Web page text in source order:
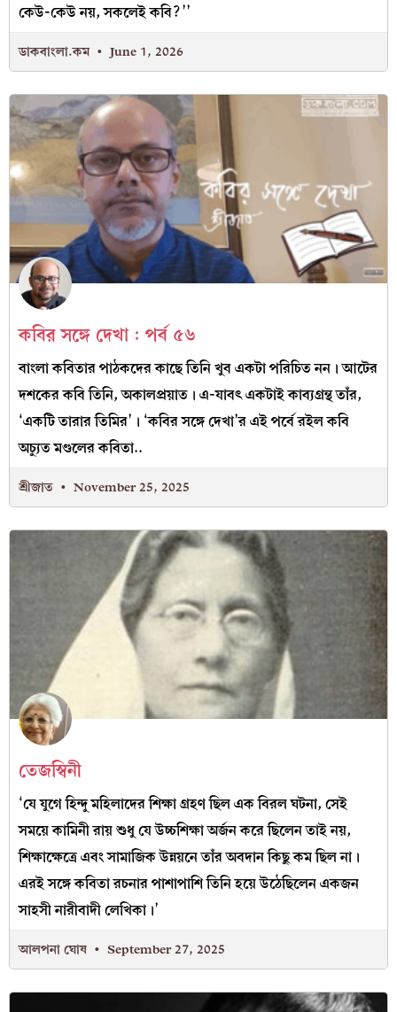
কেউ-কেউ নয়, সকলেই কবি?’’
ডাকবাংলা.কম June 1, 2026
কবির সঙ্গে দেখা : পর্ব ৫৬
বাংলা কবিতার পাঠকদের কাছে তিনি খুব একটা পরিচিত নন। আটের
দশকের কবি তিনি, অকালপ্রয়াত। এ-যাবৎ একটাই কাব্যগ্রন্থ তাঁর,
‘একটি তারার তিমির’। ‘কবির সঙ্গে দেখা’র এই পর্বে রইল কবি
অচ্যুত মণ্ডলের কবিতা..
শ্রীজাত November 25, 2025
তেজস্বিনী
‘যে যুগে হিন্দু মহিলাদের শিক্ষা গ্রহণ ছিল এক বিরল ঘটনা, সেই
সময়ে কামিনী রায় শুধু যে উচ্চশিক্ষা অর্জন করে ছিলেন তাই নয়,
শিক্ষাক্ষেত্রে এবং সামাজিক উন্নয়নে তাঁর অবদান কিছু কম ছিল না।
এরই সঙ্গে কবিতা রচনার পাশাপাশি তিনি হয়ে উঠেছিলেন একজন
সাহসী নারীবাদী লেখিকা।’
আলপনা ঘোষ September 27, 2025